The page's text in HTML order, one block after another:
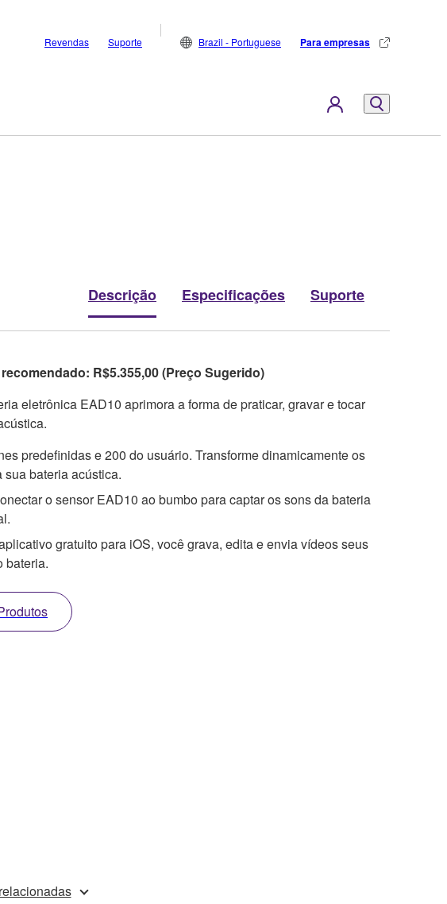
Revendas Suporte Brazil - Portuguese Para empresas
Descrição Especificações Suporte
R$5.355,00 (Preço Sugerido)
eletrônica EAD10 aprimora a forma de praticar, gravar e tocar
predefinidas e 200 do usuário. Transforme dinamicamente os
sua bateria acústica.
o sensor EAD10 ao bumbo para captar os sons da bateria
gratuito para iOS, você grava, edita e envia vídeos seus
bateria.